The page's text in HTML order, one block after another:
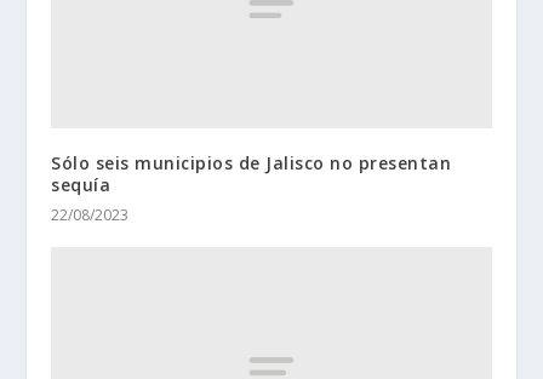
Sólo seis municipios de Jalisco no presentan
sequía
22/08/2023